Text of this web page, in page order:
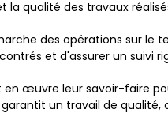
qualité des travaux
des opérations sur le
et d'assurer un suivi
œuvre leur savoir-faire
un travail de